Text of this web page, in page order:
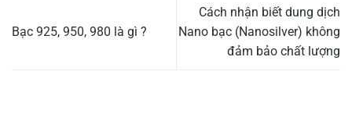
Bạc 925, 950, 980 là gì ?
Cách nhận biết dung dịch
Nano bạc (Nanosilver) không
đảm bảo chất lượng